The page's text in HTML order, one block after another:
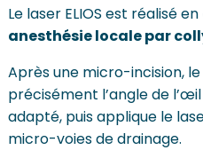
Le laser ELIOS est réalisé en
anesthésie locale par
Après une micro-incision,
précisément l’angle de
adapté, puis applique le
micro-voies de drainage.